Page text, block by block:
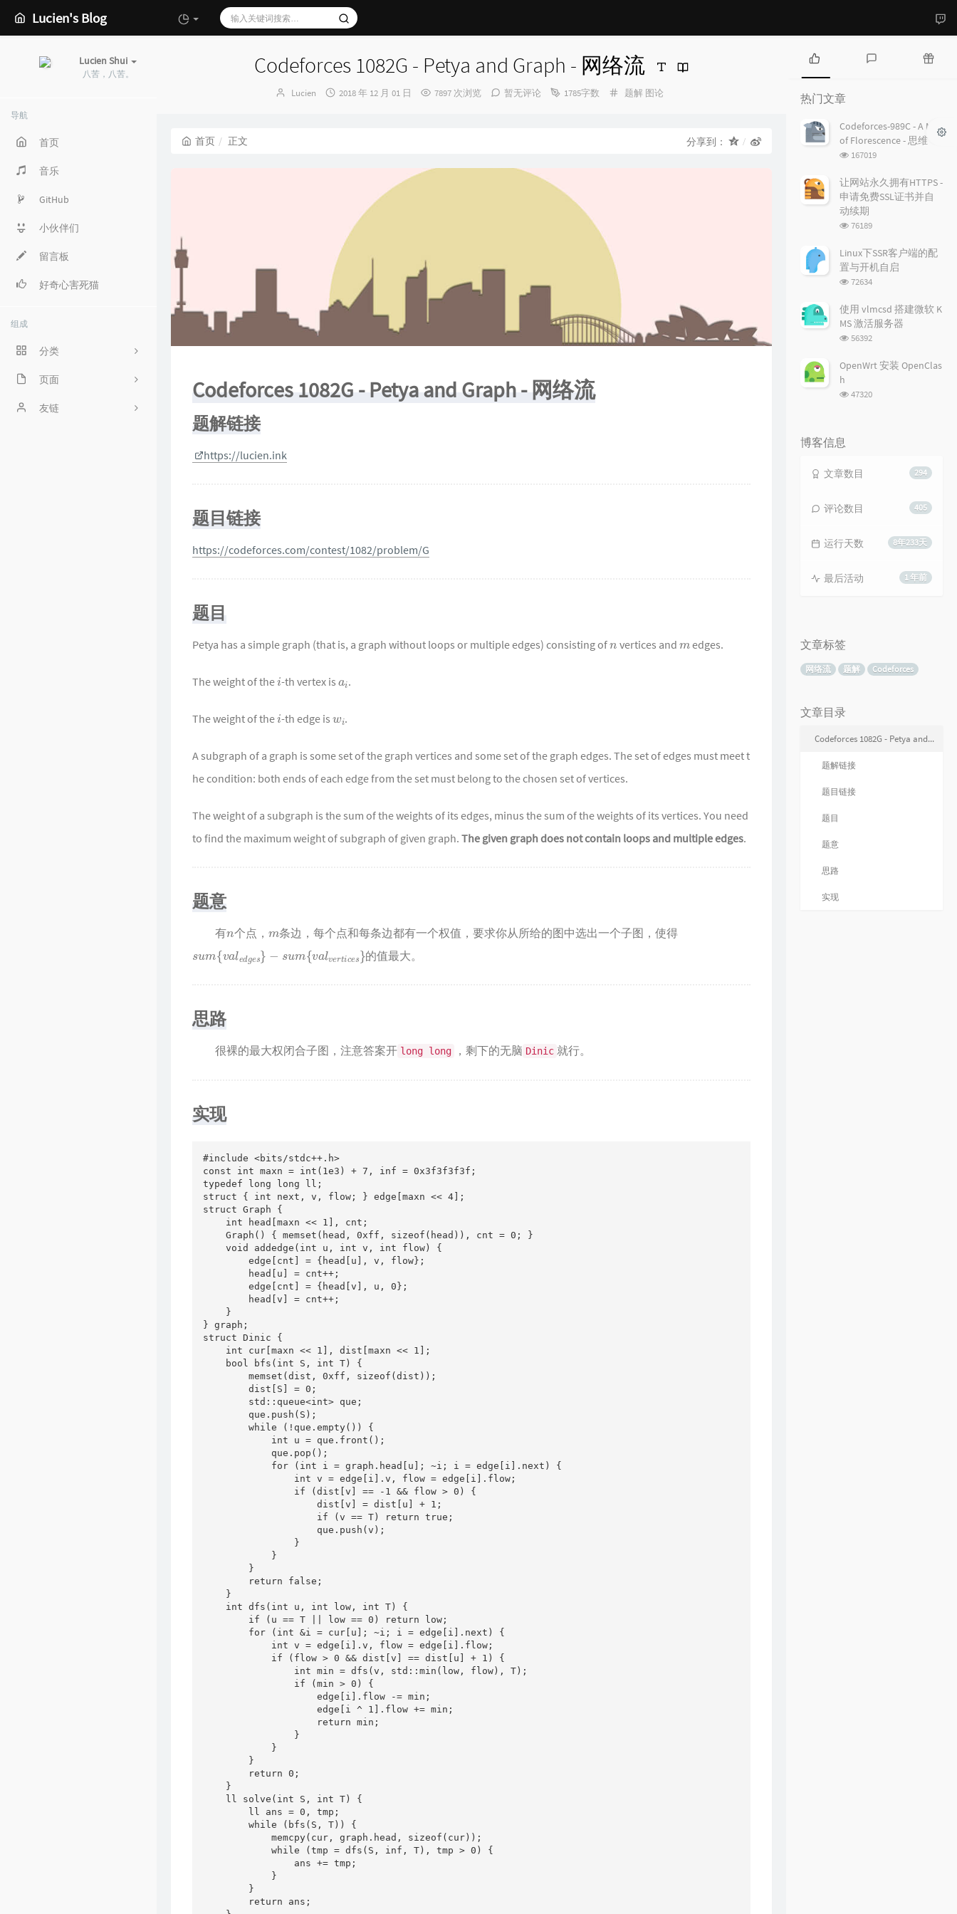
Lucien's Blog
Lucien Shui
八苦，八苦。
导航
首页
音乐
GitHub
小伙伴们
留言板
好奇心害死猫
组成
分类
程序人生
ACM
页面
好奇心害死猫
友链
Codeforces 1082G - Petya and Graph - 网络流
博
Lucien
发
2018 年 12 月 01 日 7897 次浏览 暂无评论 1785字数
分
题解 图论
首页 正文 分享到：
Codeforces 1082G - Petya and Graph - 网络流
题解链接
https://lucien.ink
题目链接
https://codeforces.com/contest/1082/problem/G
题目
Petya has a simple graph (that is, a graph without loops or multiple edges) consisting of vertices and edges.
The weight of the i-th vertex is .
The weight of the i-th edge is .
A subgraph of a graph is some set of the graph vertices and some set of the graph edges. The set of edges must meet t
he condition: both ends of each edge from the set must belong to the chosen set of vertices.
The weight of a subgraph is the sum of the weights of its edges, minus the sum of the weights of its vertices. You need
to find the maximum weight of subgraph of given graph. The given graph does not contain loops and multiple edges.
题意
有 个点， 条边，每个点和每条边都有一个权值，要求你从所给的图中选出一个子图，使得
{v e es va e s} 的值最大。
思路
很裸的最大权闭合子图，注意答案开 long long ，剩下的无脑 Dinic 就行。
实现
#include <bits/stdc++.h>
const int maxn = int(1e3) + 7, inf = 0x3f3f3f3f;
typedef long long ll;
struct { int next, v, flow; } edge[maxn << 4];
struct Graph {
    int head[maxn << 1], cnt;
    Graph() { memset(head, 0xff, sizeof(head)), cnt = 0; }
    void addedge(int u, int v, int flow) {
        edge[cnt] = {head[u], v, flow};
        head[u] = cnt++;
        edge[cnt] = {head[v], u, 0};
        head[v] = cnt++;
    }
} graph;
struct Dinic {
    int cur[maxn << 1], dist[maxn << 1];
    bool bfs(int S, int T) {
        memset(dist, 0xff, sizeof(dist));
        dist[S] = 0;
        std::queue<int> que;
        que.push(S);
        while (!que.empty()) {
            int u = que.front();
            que.pop();
            for (int i = graph.head[u]; ~i; i = edge[i].next) {
                int v = edge[i].v, flow = edge[i].flow;
                if (dist[v] == -1 && flow > 0) {
                    dist[v] = dist[u] + 1;
                    if (v == T) return true;
                    que.push(v);
                }
            }
        }
        return false;
    }
    int dfs(int u, int low, int T) {
        if (u == T || low == 0) return low;
        for (int &i = cur[u]; ~i; i = edge[i].next) {
            int v = edge[i].v, flow = edge[i].flow;
            if (flow > 0 && dist[v] == dist[u] + 1) {
                int min = dfs(v, std::min(low, flow), T);
                if (min > 0) {
                    edge[i].flow -= min;
                    edge[i ^ 1].flow += min;
                    return min;
                }
            }
        }
        return 0;
    }
    ll solve(int S, int T) {
        ll ans = 0, tmp;
        while (bfs(S, T)) {
            memcpy(cur, graph.head, sizeof(cur));
            while (tmp = dfs(S, inf, T), tmp > 0) {
                ans += tmp;
            }
        }
        return ans;
热
门
文
章
热门文章
Codeforces-989C - A Mist
of Florescence - 思维
浏
次
数:
167019
让网站永久拥有HTTPS -
申请免费SSL证书并自
动续期
浏
次
数:
76189
Linux下SSR客户端的配
置与开机自启
浏
次
数:
72634
使用 vlmcsd 搭建微软 K
MS 激活服务器
浏
次
56392
OpenWrt 安装 OpenClas
h
浏
47320
博客信息
294
文章数目
405
评论数目
8年233天
运行天数
1 年前
最后活动
文章标签
网络流 题解 Codeforces
文章目录
Codeforces 1082G - Petya and Graph - 网络流
题解链接
题目链接
题目
题意
思路
实现